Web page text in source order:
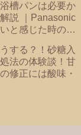
槽パンは必要か
説 ｜Panasonic
と感じた時のバ
する？！砂糖入
法の体験談！甘
修正には酸味・